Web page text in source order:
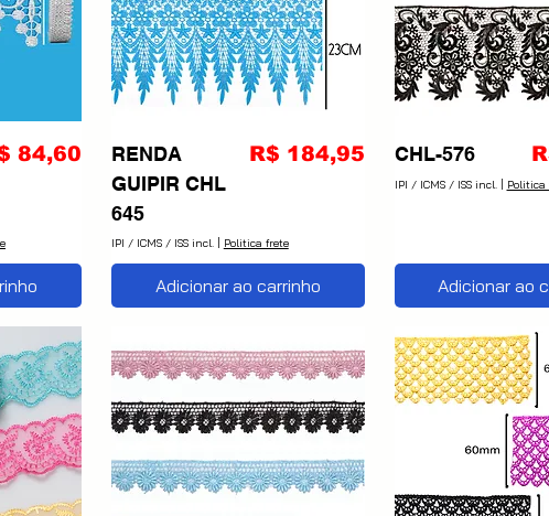
84,60
RENDA
GUIPIR CHL
645
Preço
R$ 184,95
IPI / ICMS / ISS incl.| Politica frete
Adicionar ao carrinho
CHL-576
IPI / ICMS / ISS incl.| Politica
Adicionar ao